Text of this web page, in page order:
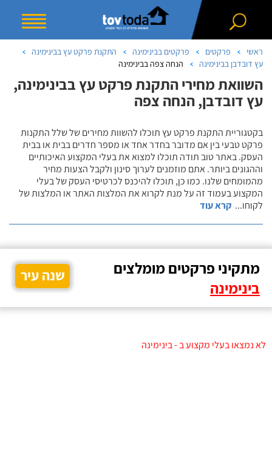
ראשי פרקטים פרקטים בבינימינה
התקנת פרקט עץ בבינימינה
עץ דובדבן בבינימינה
הנחה צפה בבינימינה
השוואת מחירי התקנת פרקט עץ בבינימינה,
עץ דובדבן, הנחה צפה
בקטגוריית התקנת פרקט עץ תוכלו להשוות מחירים של שלל התקנות
פרקט טבעי בין אם מדובר בחדר אחד או מספר חדרים בבית או בבית
העסק. באתר טוב תודה תוכלו למצוא את בעלי המקצוע האיכותיים
וההגונים ביותר. אתם מוזמנים לערוך סינון ולקבל הצעות מחיר
מהמומחים שלנו. כמו כן, תוכלו להיכנס לכרטיסי העסק של בעלי
המקצוע בעמוד זה על מנת לקרוא את המלצות האתר או המלצות של
לקוחו... קרא עוד
מתקיני פרקטים מומלצים
בינימינה
שנה עיר
לא נמצאו בעלי מקצוע ב - בינימינה